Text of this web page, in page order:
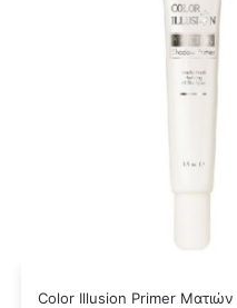
Color Illusion Primer Ματιών